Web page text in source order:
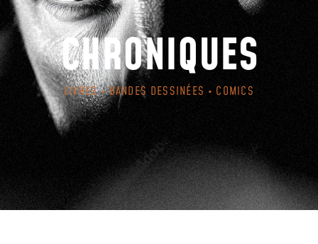
CHRONIQUES
LIVRES • BANDES DESSINÉES • COMICS